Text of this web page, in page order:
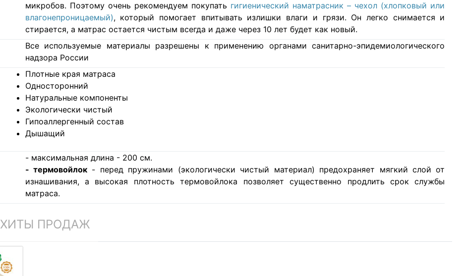
микробов. Поэтому очень рекомендуем покупать гигиенический наматрасник – чехол (хлопковый или
влагонепроницаемый), который помогает впитывать излишки влаги и грязи. Он легко снимается и
стирается, а матрас остается чистым всегда и даже через 10 лет будет как новый.
Все используемые материалы разрешены к применению органами санитарно-эпидемиологического
надзора России
Плотные края матраса
Односторонний
Натуральные компоненты
Экологически чистый
Гипоаллергенный состав
Дышащий
- максимальная длина - 200 см.
- термовойлок- перед пружинами (экологически чистый материал) предохраняет мягкий слой от
изнашивания, а высокая плотность термовойлока позволяет существенно продлить срок службы
матраса.
ХИТЫ ПРОДАЖ